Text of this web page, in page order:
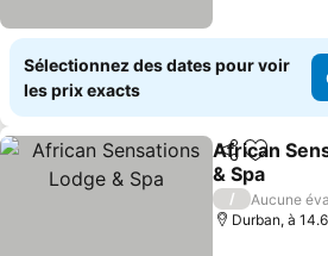
Sélectionnez des dates pour voir
les prix exacts
PartagerAjouter
African
& Spa
/
Aucune
Durban, à